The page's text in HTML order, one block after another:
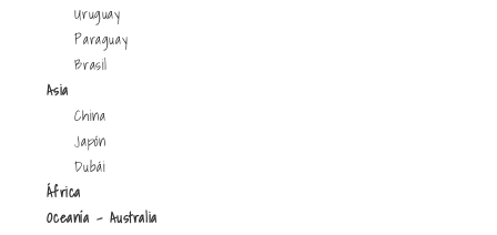
Uruguay
Paraguay
Brasil
Asia
China
Japón
Dubái
África
Oceanía - Australia